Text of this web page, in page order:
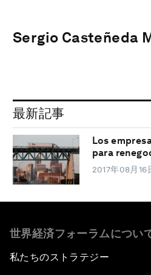
Sergio Casteñeda
最新記事
Los
para
2017年08月16
世界経済フォーラムについ
私たちのストラテジー